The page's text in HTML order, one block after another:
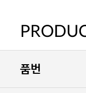
품번